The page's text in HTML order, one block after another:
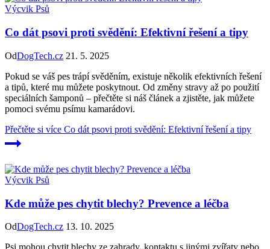
Výcvik Psů
Co dát psovi proti svědění: Efektivní řešení a tipy
OdDogTech.cz 21. 5. 2025
Pokud se váš pes trápí svěděním, existuje několik efektivních řešení
a tipů, které mu můžete poskytnout. Od změny stravy až po použití
speciálních šamponů – přečtěte si náš článek a zjistěte, jak můžete
pomoci svému psímu kamarádovi.
Přečtěte si více Co dát psovi proti svědění: Efektivní řešení a tipy
Výcvik Psů
Kde může pes chytit blechy? Prevence a léčba
OdDogTech.cz 13. 10. 2025